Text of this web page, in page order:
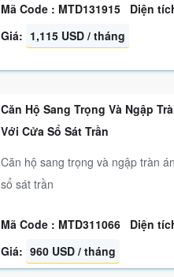
Mã Code : MTD131915 Diện
Giá: 1,115 USD / tháng
Căn Hộ Sang Trọng Và Ngập
Với Cửa Sổ Sát Trần
Căn hộ sang trọng và ngập tràn
sổ sát trần
Mã Code : MTD311066 Diện
Giá: 960 USD / tháng